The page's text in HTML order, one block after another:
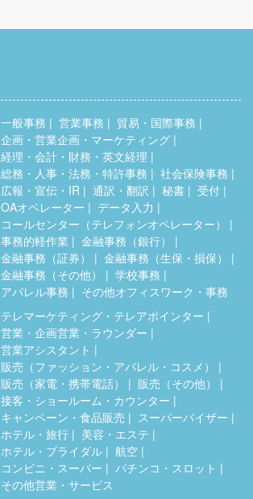
一般事務 営業事務
貿易・国際事務
企画・営業企画・マーケティング
経理・会計・財務・英文経理
総務・人事・法務・特許事務
社会保険事務
広報・宣伝・IR
通訳・翻訳 秘書
受付
OAオペレーター
データ入力
コールセンター（テレフォンオペレーター）
事務的軽作業
金融事務（銀行）
金融事務（証券）
金融事務（生保・損保）
金融事務（その他）
学校事務
アパレル事務
その他オフィスワーク・事務
テレマーケティング・テレアポインター
営業・企画営業・ラウンダー
営業アシスタント
販売（ファッション・アパレル・コスメ）
販売（家電・携帯電話）
販売（その他）
接客・ショールーム・カウンター
キャンペーン・食品販売
スーパーバイザー
ホテル・旅行
美容・エステ
ホテル・ブライダル
航空
コンビニ・スーパー
パチンコ・スロット
その他営業・サービス